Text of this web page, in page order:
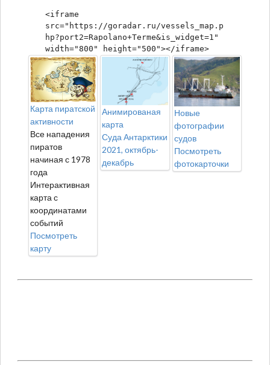
<iframe
src="https://goradar.ru/vessels_map.p
hp?port2=Rapolano+Terme&is_widget=1"
width="800" height="500"></iframe>
Карта пиратской
активности
Все нападения
пиратов
начиная с 1978
года
Интерактивная
карта с
координатами
событий
Посмотреть
карту
Анимированая
карта
Суда Антарктики
2021, октябрь-
декабрь
Новые
фотографии
судов
Посмотреть
фотокарточки